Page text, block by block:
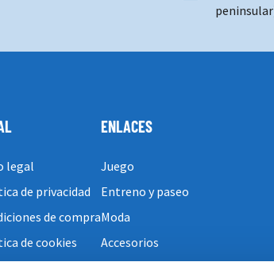
legal
de privacidad
de compra
de cookies
ENLACES
Juego
Entreno y paseo
Moda
Accesorios